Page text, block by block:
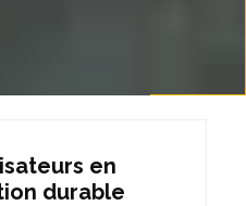
en
durable